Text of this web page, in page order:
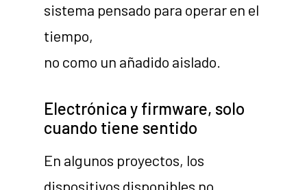
sistema pensado para operar en el
tiempo,
no como un añadido aislado.
Electrónica y firmware, solo
cuando tiene sentido
En algunos proyectos, los
dispositivos disponibles no